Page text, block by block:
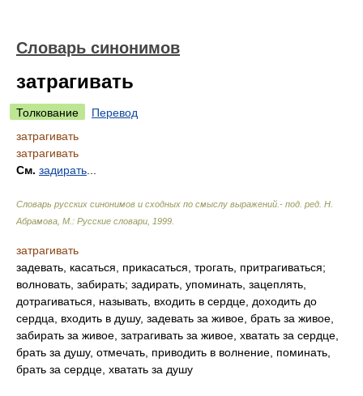
Словарь синонимов
затрагивать
Толкование
Перевод
затрагивать
затрагивать
См. задирать
Словарь русских синонимов и сходных по смыслу выражений.- под. ред. Н.
Абрамова, М.: Русские словари 1999
затрагивать
задевать, касаться, прикасаться, трогать, притрагиваться;
волновать, забирать; задирать, упоминать, зацеплять,
дотрагиваться, называть, входить в сердце, доходить до
сердца, входить в душу, задевать за живое, брать за живое,
забирать за живое, затрагивать за живое, хватать за сердце,
брать за душу, отмечать, приводить в волнение, поминать,
брать за сердце, хватать за душу